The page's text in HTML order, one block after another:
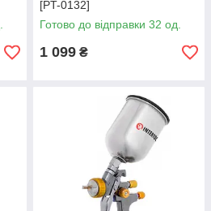
[PT-0132]
Готово до відправки 32 од.
1 099 ₴